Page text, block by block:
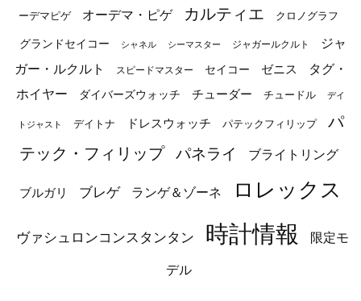
ーデマピゲ オーデマ・ピゲ カルティエ クロノグラフ
グランドセイコー シャネル シーマスター ジャガールクルト
ジャ
ガー・ルクルト
スピードマスター セイコー ゼニス
タグ・
ホイヤー
ダイバーズウォッチ チューダー チュードル デイ
トジャスト デイトナ ドレスウォッチ パテックフィリップ
パ
テック・フィリップ
パネライ ブライトリング
ブルガリ ブレゲ ランゲ＆ゾーネ ロレックス
ヴァシュロンコンスタンタン 時計情報 限定モ
デル